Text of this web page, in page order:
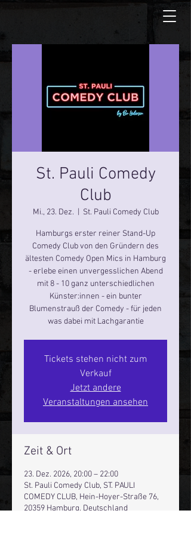
St. Pauli Comedy
Club
Mi., 23. Dez. St. Pauli Comedy Club
Hamburgs erster reiner Stand-Up
Comedy Club von den Gründern des
ältesten Comedy Open Mics in Hamburg
- erlebe einen unvergesslichen Abend
mit 8 - 10 ganz unterschiedlichen
Künster:innen - ein bunter
Blumenstrauß der Comedy - für jeden
was dabei mit Lachgarantie
Tickets stehen nicht zum
Verkauf
Jetzt andere
Veranstaltungen ansehen
Zeit & Ort
23. Dez. 2026, 20:00 – 22:00
St. Pauli Comedy Club, ST. PAULI
COMEDY CLUB, Hein-Hoyer-Straße 76,
20359 Hamburg, Deutschland